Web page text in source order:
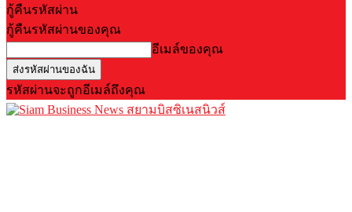
กู้คืนรหัสผ่าน
กู้คืนรหัสผ่านของคุณ
อีเมล์ของคุณ
รหัสผ่านจะถูกอีเมล์ถึงคุณ
สยามบิสซิเนสนิวส์